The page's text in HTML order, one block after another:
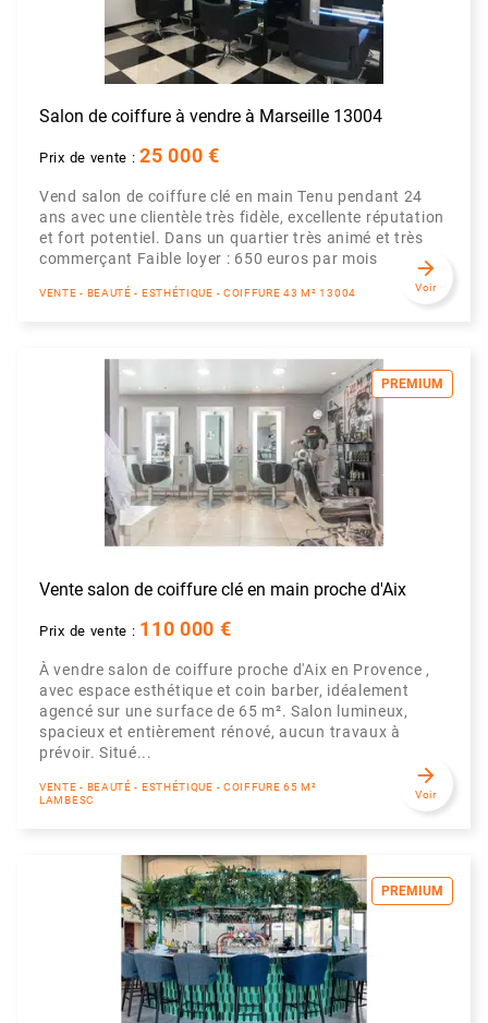
Salon de coiffure à vendre à Marseille 13004
Prix de vente :25 000 €
Vend salon de coiffure clé en main Tenu pendant 24
ans avec une clientèle très fidèle, excellente réputation
et fort potentiel. Dans un quartier très animé et très
commerçant Faible loyer : 650 euros par mois
VENTE - BEAUTÉ - ESTHÉTIQUE - COIFFURE 43 M² 13004
arrow_forward
Voir
PREMIUM
Vente salon de coiffure clé en main proche d'Aix
Prix de vente : 110 000 €
À vendre salon de coiffure proche d'Aix en Provence ,
avec espace esthétique et coin barber, idéalement
agencé sur une surface de 65 m². Salon lumineux,
spacieux et entièrement rénové, aucun travaux à
prévoir. Situé...
VENTE - BEAUTÉ - ESTHÉTIQUE - COIFFURE 65 M²
LAMBESC
arrow_forward
Voir
PREMIUM